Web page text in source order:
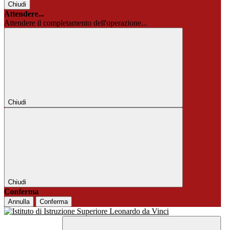
Chiudi
Attendere...
Attendere il completamento dell'operazione...
Chiudi
Chiudi
Conferma
Annulla Conferma